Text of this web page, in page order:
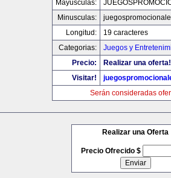
Mayusculas:
Minusculas:
Longitud:
19 caracteres
Categorias:
Juegos y
Precio:
Realizar una oferta!
Visitar!
Serán consideradas
Realizar una Oferta
Precio Ofrecido $